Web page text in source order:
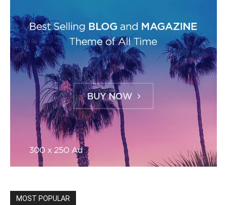
MOST POPULAR